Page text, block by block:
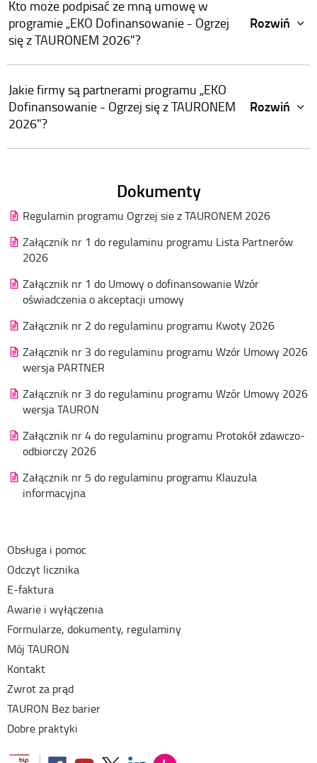
Kto może podpisać ze mną umowę w
programie „EKO Dofinansowanie - Ogrzej
się z TAURONEM 2026"?
Rozwiń
Jakie firmy są partnerami programu „EKO
Dofinansowanie - Ogrzej się z TAURONEM
2026"?
Rozwiń
Dokumenty
Regulamin programu Ogrzej sie z TAURONEM 2026
Załącznik nr 1 do regulaminu programu Lista Partnerów
2026
Załącznik nr 1 do Umowy o dofinansowanie Wzór
oświadczenia o akceptacji umowy
Załącznik nr 2 do regulaminu programu Kwoty 2026
Załącznik nr 3 do regulaminu programu Wzór Umowy 2026
wersja PARTNER
Załącznik nr 3 do regulaminu programu Wzór Umowy 2026
wersja TAURON
Załącznik nr 4 do regulaminu programu Protokół zdawczo-
odbiorczy 2026
Załącznik nr 5 do regulaminu programu Klauzula
informacyjna
Obsługa i pomoc
Odczyt licznika
E-faktura
Awarie i wyłączenia
Formularze, dokumenty, regulaminy
Mój TAURON
Kontakt
Zwrot za prąd
TAURON Bez barier
Dobre praktyki